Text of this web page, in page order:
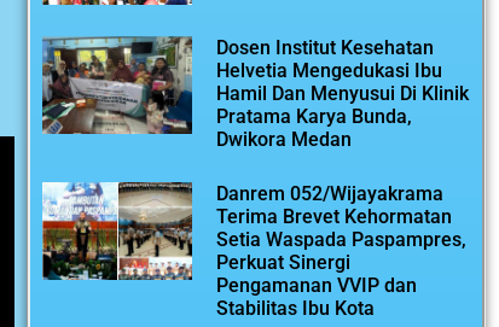
Dosen Institut Kesehatan
Helvetia Mengedukasi Ibu
Hamil Dan Menyusui Di Klinik
Pratama Karya Bunda,
Dwikora Medan
Danrem 052/Wijayakrama
Terima Brevet Kehormatan
Setia Waspada Paspampres,
Perkuat Sinergi
Pengamanan VVIP dan
Stabilitas Ibu Kota